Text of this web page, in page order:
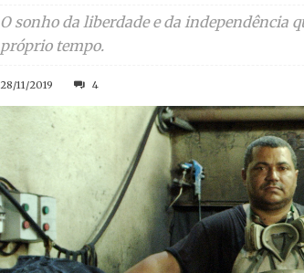
O sonho da liberdade e da independência
próprio tempo.
28/11/2019 4